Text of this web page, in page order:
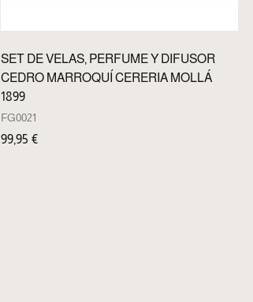
SET DE VELAS, PERFUME Y DIFUSOR
CEDRO MARROQUÍ CERERIA MOLLÁ
1899
FG0021
99,95 €